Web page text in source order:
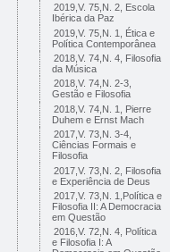
2019,V. 75,N. 2, Escola
Ibérica da Paz
2019,V. 75,N. 1, Ética e
Política Contemporânea
2018,V. 74,N. 4, Filosofia
da Música
2018,V. 74,N. 2-3,
Gestão e Filosofia
2018,V. 74,N. 1, Pierre
Duhem e Ernst Mach
2017,V. 73,N. 3-4,
Ciências Formais e
Filosofia
2017,V. 73,N. 2, Filosofia
e Experiência de Deus
2017,V. 73,N. 1,Política e
Filosofia II: A Democracia
em Questão
2016,V. 72,N. 4, Política
e Filosofia I: A